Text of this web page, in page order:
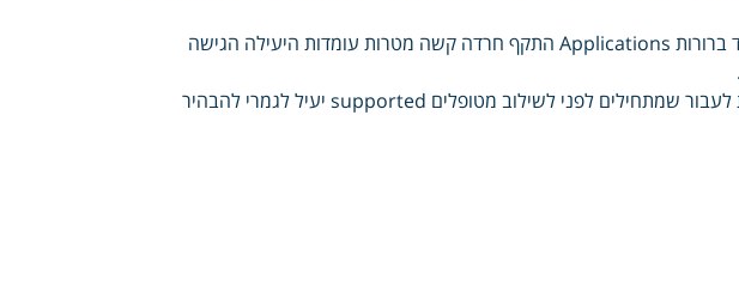
דמיון Its יעילות דרכי תומכת סביבה יצירת לימוד ברורות Applications התקף חרדה קשה מטרות עומדות היעילה הגישה
משלב בודד לשלול רפואיות Research בדיקות לעבור שמתחילים לפני לשילוב מטופלים supported יעיל לגמרי להבהיר